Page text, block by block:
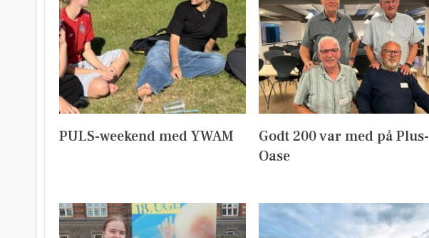
PULS-weekend med YWAM
Godt 200 var med på Plus-
Oase